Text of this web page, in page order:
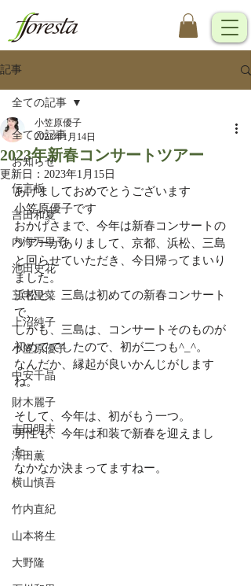
記事
全ての記事
お知らせ
伝言板
吉田和夏
内海万里子
池田史花
三宅里菜
上沼純子
小笠原優子
中安千晶
財木麗子
吉田明未
澤田薫
横山慎吾
竹内直紀
山本将生
大野隆
全ての記事
2023年新春コンサートツアー
小笠原優子
2023年1月14日
更新日： 2023年1月15日
あけましておめでとうございます
小笠原優子です
おかげさまで、今年は新春コンサートの
ツアーがありまして、京都、浜松、三島
と回らせていただき、今日帰ってまいり
ました。
浜松と、三島は初めての新春コンサート
で、
しかも、三島は、コンサートそのものが
初めてでしたので、初が二つも^_^。
なんだか、縁起が良いかんじがします
ね。
そして、今年は、初がもう一つ。
男性も、今年は和装で新春を迎えまし
た。
なかなか決まってますねー。